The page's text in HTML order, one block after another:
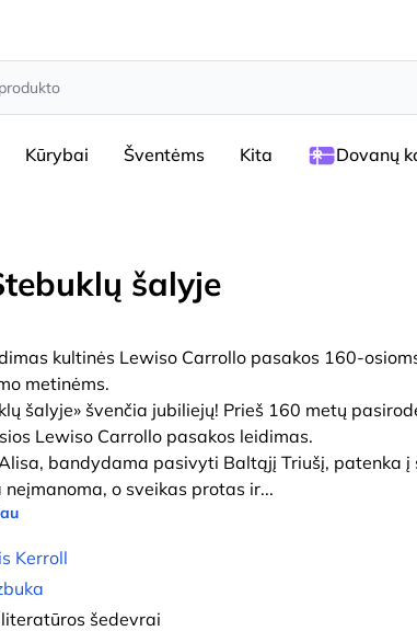
Kūrybai Šventėms Kita Dovanų
šalyje
kultinės Lewiso Carrollo pasakos 160-
metinėms.
šalyje» švenčia jubiliejų! Prieš 160 metų
Lewiso Carrollo pasakos leidimas.
bandydama pasivyti Baltąjį Triušį, patenka į
neįmanoma, o sveikas protas ir...
Kerroll
šedevrai